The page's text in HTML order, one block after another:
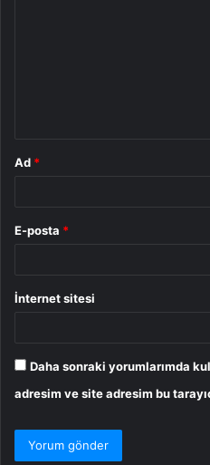
Ad *
E-posta *
İnternet sitesi
Daha sonraki yorumlarımda
adresim ve site adresim bu